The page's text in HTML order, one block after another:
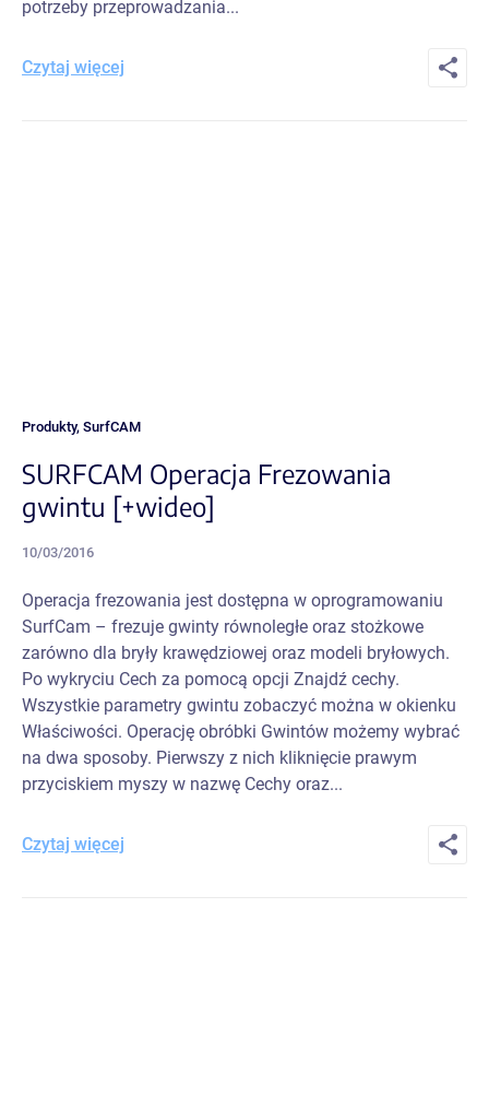
potrzeby przeprowadzania...
Czytaj więcej
Produkty, SurfCAM
SURFCAM Operacja Frezowania
gwintu [+wideo]
10/03/2016
Operacja frezowania jest dostępna w oprogramowaniu
SurfCam – frezuje gwinty równoległe oraz stożkowe
zarówno dla bryły krawędziowej oraz modeli bryłowych.
Po wykryciu Cech za pomocą opcji Znajdź cechy.
Wszystkie parametry gwintu zobaczyć można w okienku
Właściwości. Operację obróbki Gwintów możemy wybrać
na dwa sposoby. Pierwszy z nich kliknięcie prawym
przyciskiem myszy w nazwę Cechy oraz...
Czytaj więcej